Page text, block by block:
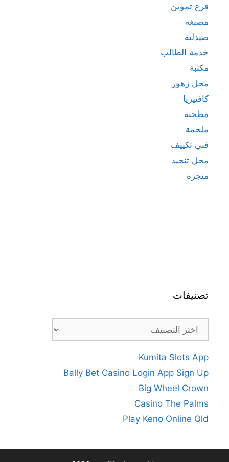
فرع تموين
مصبغة
صيدلية
خدمة الطالب
مكتبة
محل زهور
كافتيريا
مطحنة
ملحمة
فني تكييف
محل تنجيد
منجرة
تصنيفات
تصنيفات
Kumita Slots App
Bally Bet Casino Login App Sign Up
Big Wheel Crown
Casino The Palms
Play Keno Online Qld